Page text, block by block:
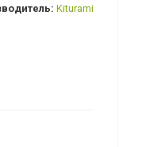
Kiturami